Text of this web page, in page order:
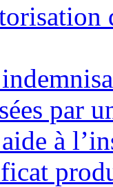
par
à